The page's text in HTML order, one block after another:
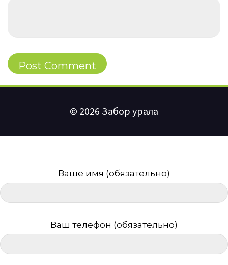
© 2026 Забор урала
Ваше имя (обязательно)
Ваш телефон (обязательно)